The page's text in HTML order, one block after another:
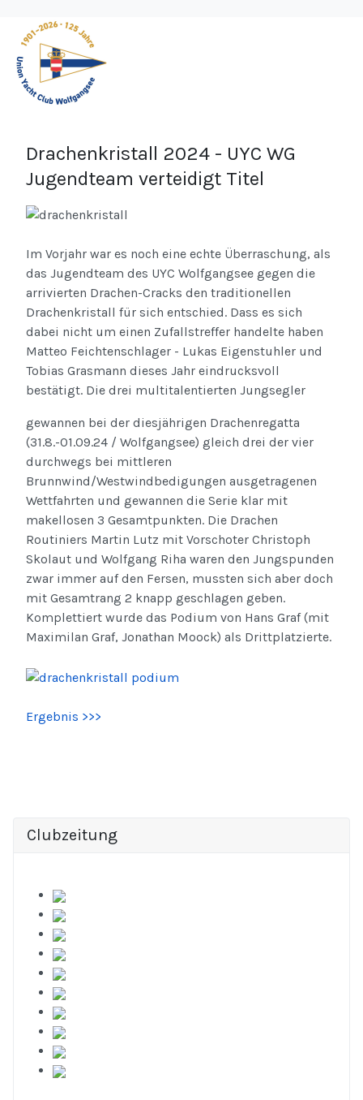
Drachenkristall 2024 - UYC WG
Jugendteam verteidigt Titel
Im Vorjahr war es noch eine echte Überraschung, als
das Jugendteam des UYC Wolfgangsee gegen die
arrivierten Drachen-Cracks den traditionellen
Drachenkristall für sich entschied. Dass es sich
dabei nicht um einen Zufallstreffer handelte haben
Matteo Feichtenschlager - Lukas Eigenstuhler und
Tobias Grasmann dieses Jahr eindrucksvoll
bestätigt. Die drei multitalentierten Jungsegler
gewannen bei der diesjährigen Drachenregatta
(31.8.-01.09.24 / Wolfgangsee) gleich drei der vier
durchwegs bei mittleren
Brunnwind/Westwindbedigungen ausgetragenen
Wettfahrten und gewannen die Serie klar mit
makellosen 3 Gesamtpunkten. Die Drachen
Routiniers Martin Lutz mit Vorschoter Christoph
Skolaut und Wolfgang Riha waren den Jungspunden
zwar immer auf den Fersen, mussten sich aber doch
mit Gesamtrang 2 knapp geschlagen geben.
Komplettiert wurde das Podium von Hans Graf (mit
Maximilan Graf, Jonathan Moock) als Drittplatzierte.
Ergebnis >>>
Clubzeitung